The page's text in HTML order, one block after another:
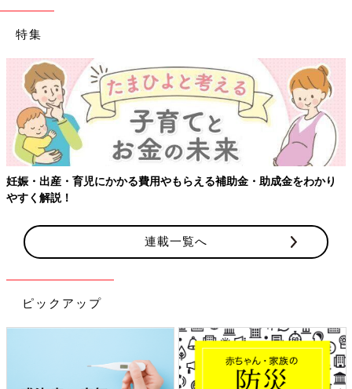
特集
かかる費用やもらえる補助金・助成金をわかり
【ワクチン接種
連載一覧へ
ピックアップ